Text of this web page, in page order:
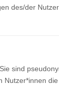
des/der
sind
Nutzer*innen